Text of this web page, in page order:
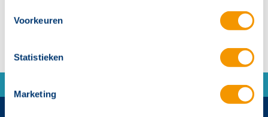
Voorkeuren
Statistieken
Marketing